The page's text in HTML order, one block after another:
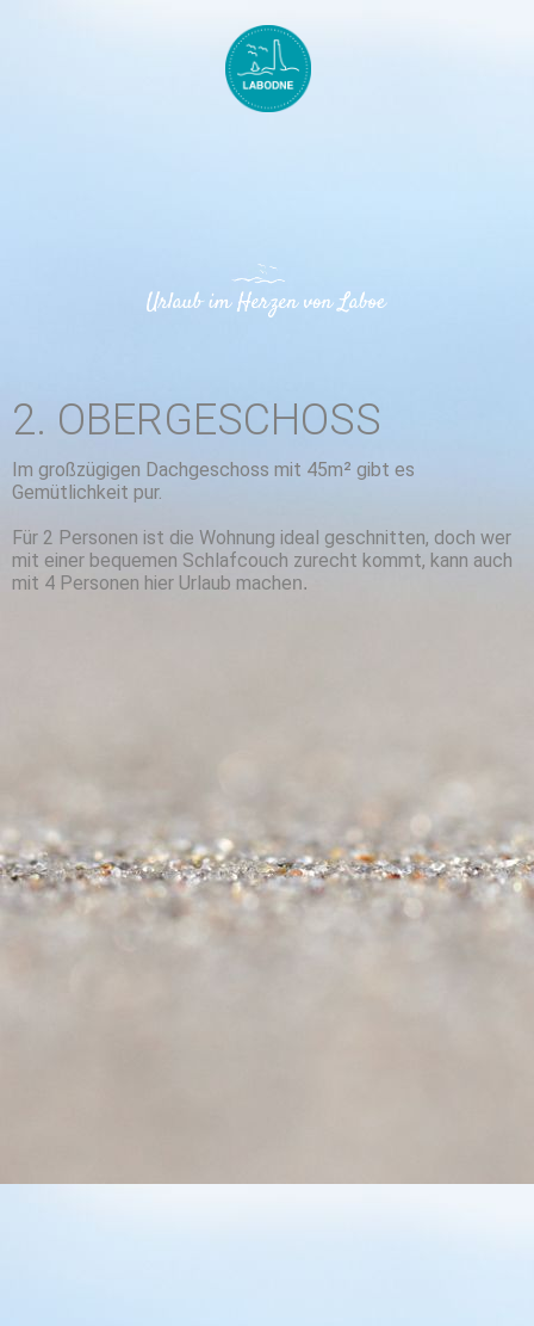
2. OBERGESCHOSS
Im großzügigen Dachgeschoss mit 45m² gibt es
Gemütlichkeit pur.
Für 2 Personen ist die Wohnung ideal geschnitten, doch wer
mit einer bequemen Schlafcouch zurecht kommt, kann auch
mit 4 Personen hier Urlaub machen.